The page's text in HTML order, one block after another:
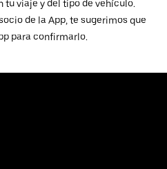
tu viaje y del tipo de vehículo.
de la App, te sugerimos que
para confirmarlo.